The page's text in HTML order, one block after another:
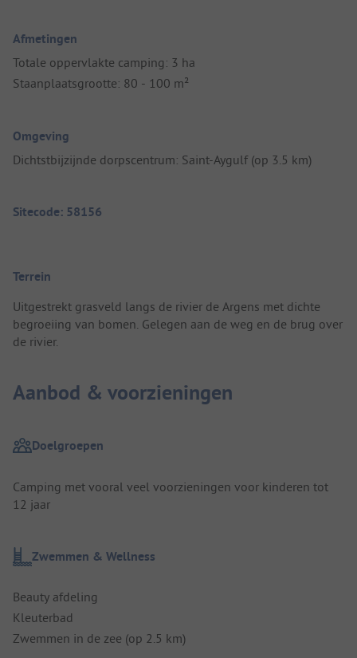
Afmetingen
Totale oppervlakte camping: 3 ha
Staanplaatsgrootte: 80 - 100 m²
Omgeving
Dichtstbijzijnde dorpscentrum: Saint-Aygulf (op 3.5 km)
Sitecode: 58156
Terrein
Uitgestrekt grasveld langs de rivier de Argens met dichte
begroeiing van bomen. Gelegen aan de weg en de brug over
de rivier.
Aanbod & voorzieningen
Doelgroepen
Camping met vooral veel voorzieningen voor kinderen tot
12 jaar
Zwemmen & Wellness
Beauty afdeling
Kleuterbad
Zwemmen in de zee (op 2.5 km)